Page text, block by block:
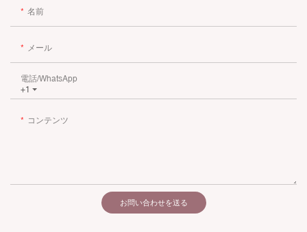
名前
メール
+1
電話/WhatsApp
コンテンツ
お問い合わせを送る